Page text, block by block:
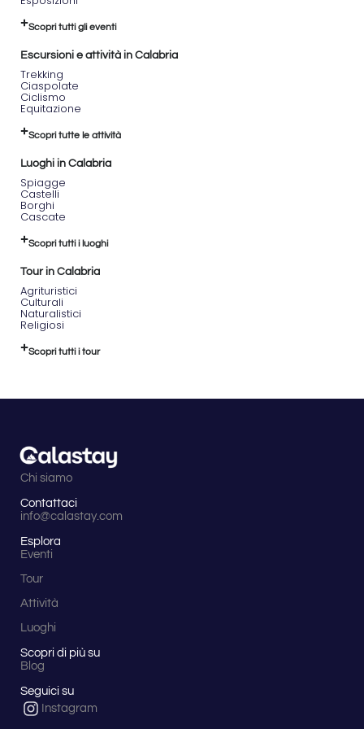
consigliato:
da
abbigliamento
d’acqua
1 litro)
accompagnatori
In caso
di
sono
variazioni.
Scopri tutti gli eventi
Escursioni e attività in Calabria
Trekking
Ciaspolate
Ciclismo
Equitazione
Scopri tutte le attività
Luoghi in Calabria
Spiagge
Castelli
Borghi
Cascate
Scopri tutti i luoghi
Tour in Calabria
Agrituristici
Culturali
Naturalistici
Religiosi
Scopri tutti i tour
Chi siamo
Contattaci
info@calastay.com
Esplora
Eventi
Tour
Attività
Luoghi
Scopri di più su
Blog
Seguici su
Instagram